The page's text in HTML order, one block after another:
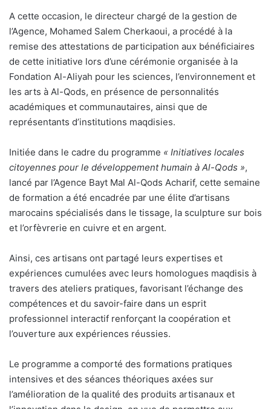
A cette occasion, le directeur chargé de la gestion de
l’Agence, Mohamed Salem Cherkaoui, a procédé à la
remise des attestations de participation aux bénéficiaires
de cette initiative lors d’une cérémonie organisée à la
Fondation Al-Aliyah pour les sciences, l’environnement et
les arts à Al-Qods, en présence de personnalités
académiques et communautaires, ainsi que de
représentants d’institutions maqdisies.
Initiée dans le cadre du programme « Initiatives locales
citoyennes pour le développement humain à Al-Qods »,
lancé par l’Agence Bayt Mal Al-Qods Acharif, cette semaine
de formation a été encadrée par une élite d’artisans
marocains spécialisés dans le tissage, la sculpture sur bois
et l’orfèvrerie en cuivre et en argent.
Ainsi, ces artisans ont partagé leurs expertises et
expériences cumulées avec leurs homologues maqdisis à
travers des ateliers pratiques, favorisant l’échange des
compétences et du savoir-faire dans un esprit
professionnel interactif renforçant la coopération et
l’ouverture aux expériences réussies.
Le programme a comporté des formations pratiques
intensives et des séances théoriques axées sur
l’amélioration de la qualité des produits artisanaux et